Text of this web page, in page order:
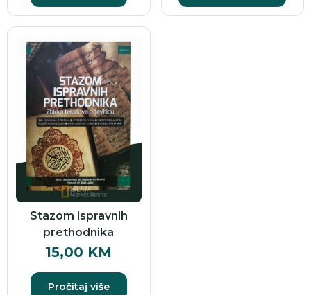
Stazom ispravnih
prethodnika
15,00 KM
Pročitaj više